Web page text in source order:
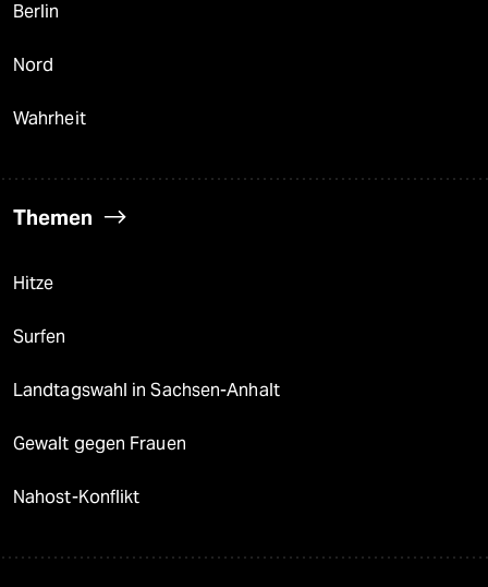
Berlin
Nord
Wahrheit
Themen
Hitze
Surfen
Landtagswahl in Sachsen-Anhalt
Gewalt gegen Frauen
Nahost-Konflikt